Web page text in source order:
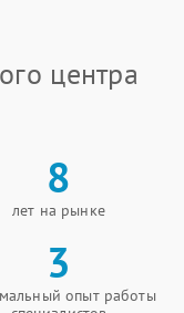
центра
8
лет на рынке
3
опыт работы